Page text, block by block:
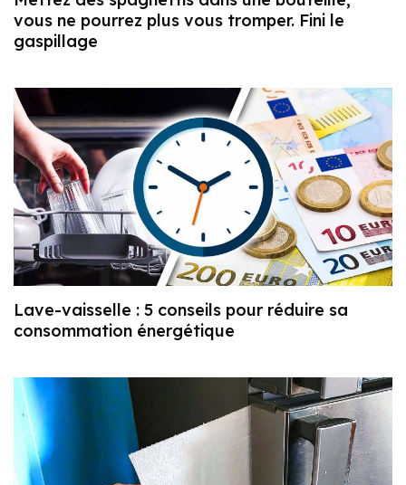
vous ne pourrez plus vous tromper. Fini le
gaspillage
Lave-vaisselle : 5 conseils pour réduire sa
consommation énergétique